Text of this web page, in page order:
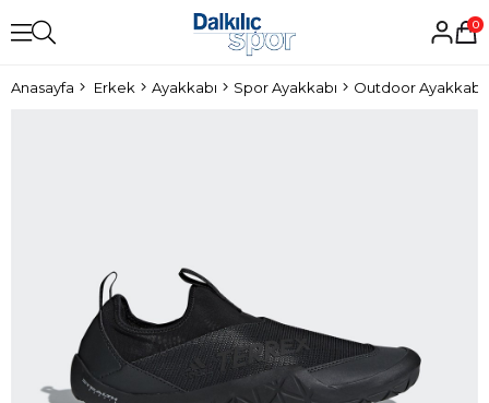
0
Anasayfa Erkek Ayakkabı Spor Ayakkabı Outdoor Ayakkabı